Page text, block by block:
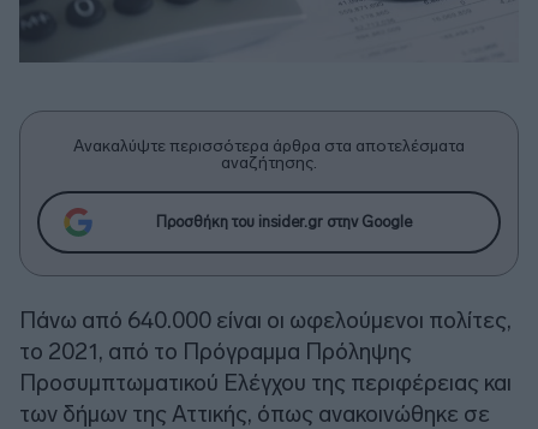
Ανακαλύψτε περισσότερα άρθρα στα αποτελέσματα
αναζήτησης.
Προσθήκη του insider.gr στην Google
Πάνω από 640.000 είναι οι ωφελούμενοι πολίτες,
το 2021, από το Πρόγραμμα Πρόληψης
Προσυμπτωματικού Ελέγχου της περιφέρειας και
των δήμων της Αττικής, όπως ανακοινώθηκε σε